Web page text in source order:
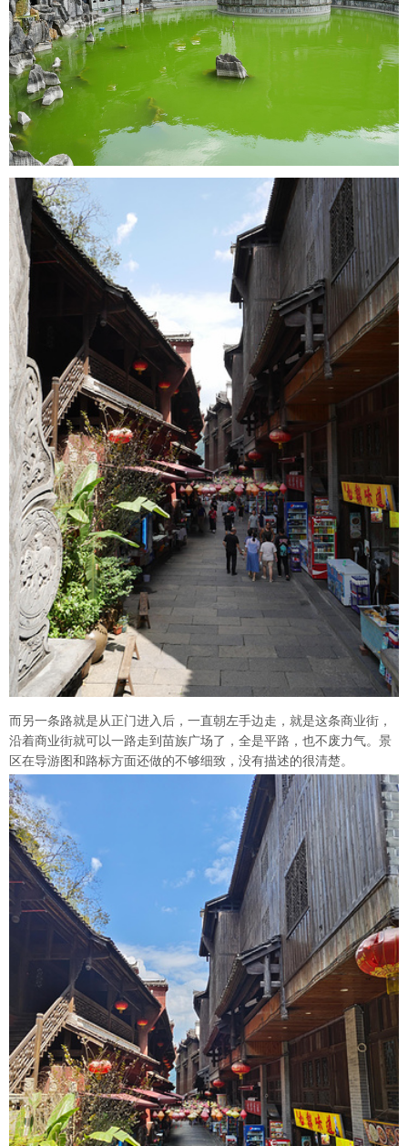
而另一条路就是从正门进入后，一直朝左手边走，就是这条商业街，
沿着商业街就可以一路走到苗族广场了，全是平路，也不废力气。景
区在导游图和路标方面还做的不够细致，没有描述的很清楚。